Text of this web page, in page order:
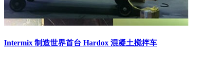
Intermix 制造世界首台 Hardox 混凝土搅拌车